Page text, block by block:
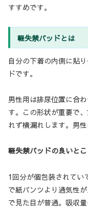
すすめです。
軽失禁パッドとは
自分の下着の内側に貼
ドです。
男性用は排尿位置に合
す。この形状が重要で
れず横漏れします。男
軽失禁パッドの良いとこ
1回分が個包装されてい
で紙パンツより通気性
で見た目が普通。吸収